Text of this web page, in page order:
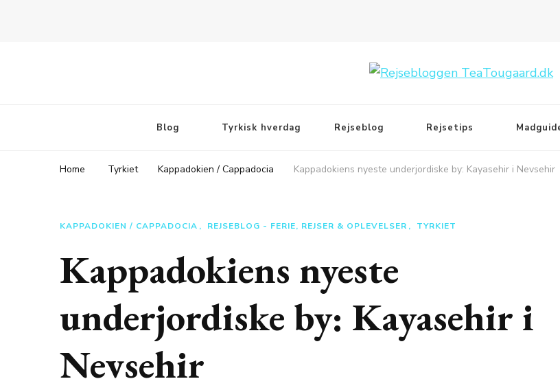
Blog Tyrkisk hverdag Rejseblog Rejsetips
Home Tyrkiet Kappadokien / Cappadocia Kappadokiens nyeste underjordiske by: Kayasehir i Nevsehir
KAPPADOKIEN / CAPPADOCIA REJSEBLOG - FERIE, REJSER & OPLEVELSER TYRKIET
Kappadokiens nyeste
underjordiske by: Kayasehir i
Nevsehir